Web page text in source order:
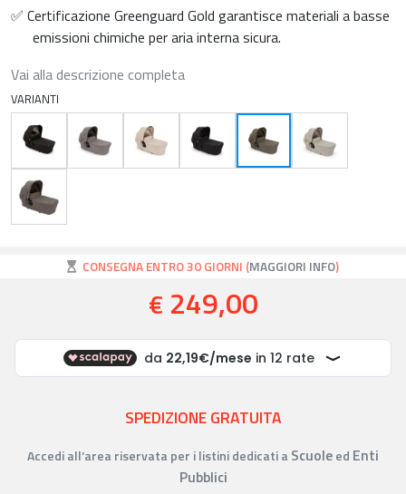
✅ Certificazione Greenguard Gold garantisce materiali a basse
emissioni chimiche per aria interna sicura.
Vai alla descrizione completa
VARIANTI
CONSEGNA ENTRO 30 GIORNI (MAGGIORI INFO)
€ 249,00
SPEDIZIONE GRATUITA
Accedi all’area riservata per i listini dedicati a Scuoleed Enti
Pubblici